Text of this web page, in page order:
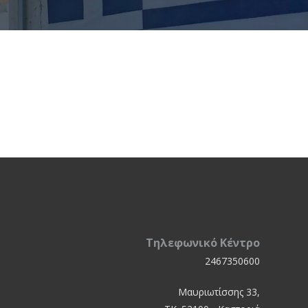
Τηλεφωνικό Κέντρο
2467350600
Μαυριωτίσσης 33,